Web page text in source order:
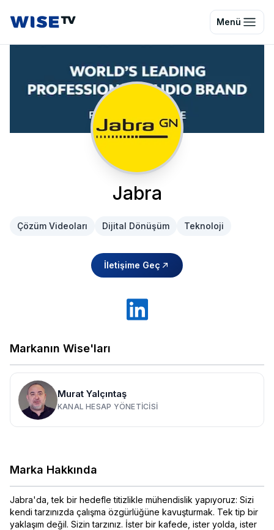
Wise TV Menü
Jabra
Çözüm Videoları Dijital Dönüşüm Teknoloji
İletişime Geç
Markanın Wise'ları
Murat Yalçıntaş
KANAL HESAP YÖNETICISI
Marka Hakkında
Jabra'da, tek bir hedefle titizlikle mühendislik yapıyoruz: Sizi
kendi tarzınızda çalışma özgürlüğüne kavuşturmak. Tek tip bir
yaklaşım değil. Sizin tarzınız. İster bir kafede, ister yolda, ister